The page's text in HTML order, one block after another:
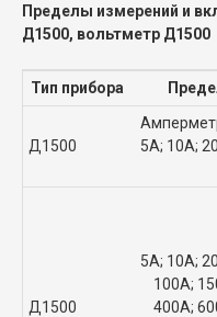
Пределы измерений и
Д1500, вольтметр Д1500
Тип прибора
Д1500
5А; 10А;
Д1500
5А; 10А;
100А;
400А;